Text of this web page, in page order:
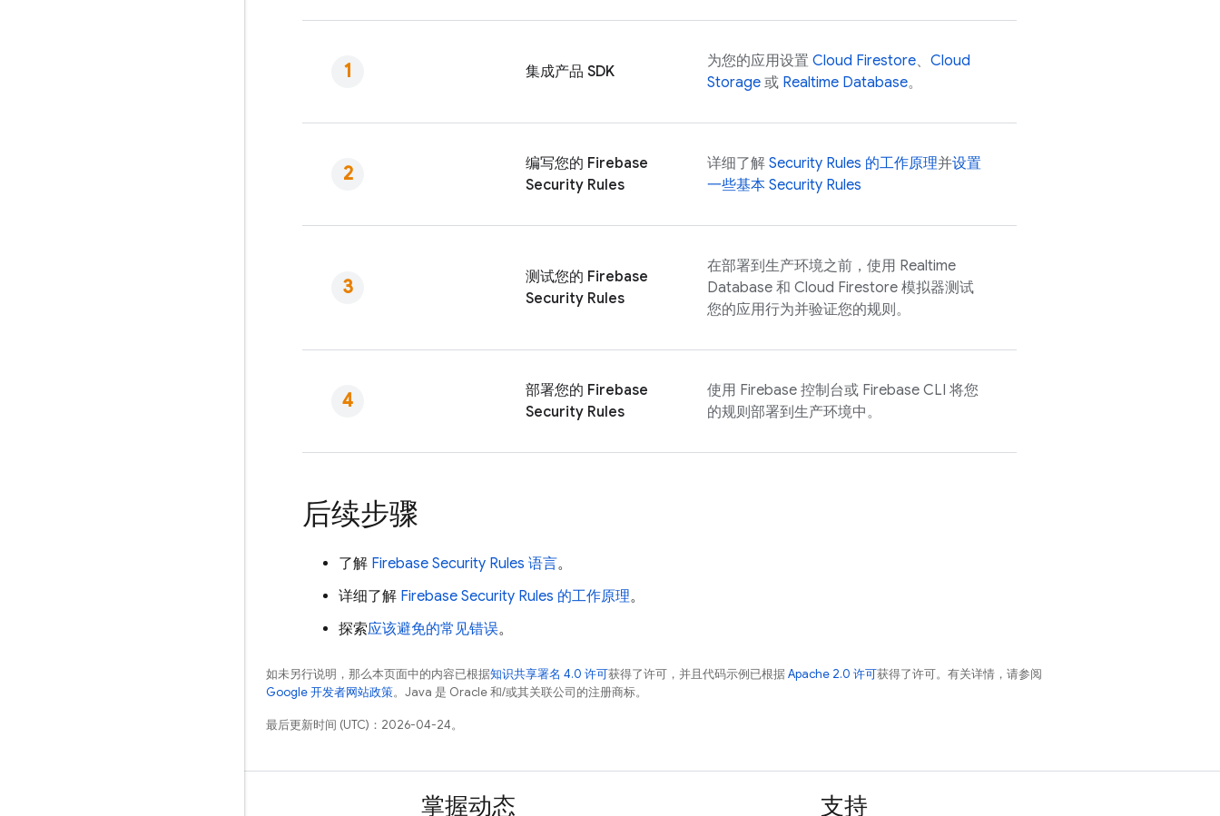
集成产品 SDK
为您的应用设置 Cloud Firestore、 Cloud
Storage 或 Realtime Database。
编写您的 Firebase
Security Rules
详细了解 Security Rules 的工作原理并设置
一些基本 Security Rules
测试您的 Firebase
Security Rules
在部署到生产环境之前，使用 Realtime
Database 和 Cloud Firestore 模拟器测试
您的应用行为并验证您的规则。
部署您的 Firebase
Security Rules
使用 Firebase 控制台或 Firebase CLI 将您
的规则部署到生产环境中。
后续步骤
了解 Firebase Security Rules 语言。
详细了解 Firebase Security Rules 的工作原理。
探索应该避免的常见错误。
如未另行说明，那么本页面中的内容已根据知识共享署名 4.0 许可获得了许可，并且代码示例已根据Apache 2.0 许可获得了许可。有关详情，请参阅
Google 开发者网站政策。Java 是 Oracle 和/或其关联公司的注册商标。
最后更新时间 (UTC)：2026-04-24。
掌握动态 支持